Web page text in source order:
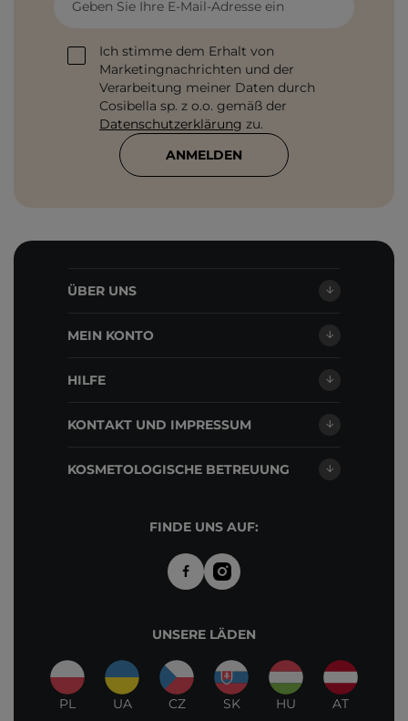
Geben Sie Ihre E-Mail-Adresse ein
Ich stimme dem Erhalt von
Marketingnachrichten und der
Verarbeitung meiner Daten durch
Cosibella sp. z o.o. gemäß der
Datenschutzerklärung zu.
ANMELDEN
ÜBER UNS
MEIN KONTO
HILFE
KONTAKT UND IMPRESSUM
KOSMETOLOGISCHE BETREUUNG
FINDE UNS AUF:
UNSERE LÄDEN
PL UA CZ SK HU AT